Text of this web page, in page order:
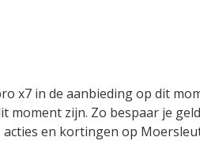
x7 in de aanbieding op dit
zijn. Zo bespaar je
en kortingen op